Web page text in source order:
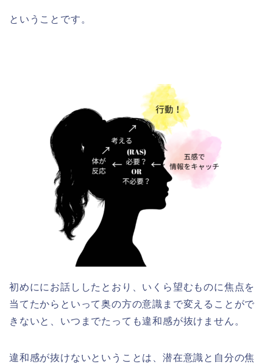
ということです。
初めににお話ししたとおり、いくら望むものに焦点を
当てたからといって奥の方の意識まで変えることがで
きないと、いつまでたっても違和感が抜けません。
違和感が抜けないということは、潜在意識と自分の焦